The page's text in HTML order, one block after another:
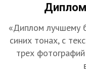
«Диплом лучшему
синих тонах, с
трех